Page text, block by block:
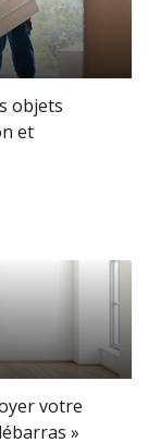
objets
et
votre
»